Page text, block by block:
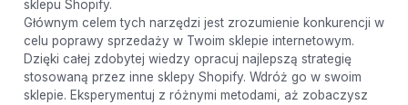
sklepu Shopify.
Głównym celem tych narzędzi jest zrozumienie konkurencji w
celu poprawy sprzedaży w Twoim sklepie internetowym.
Dzięki całej zdobytej wiedzy opracuj najlepszą strategię
stosowaną przez inne sklepy Shopify. Wdróż go w swoim
sklepie. Eksperymentuj z różnymi metodami, aż zobaczysz